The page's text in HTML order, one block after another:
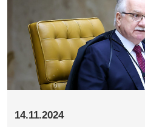
14.11.2024